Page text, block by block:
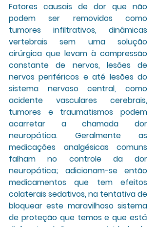
Fatores causais de dor que não
podem ser removidos como
tumores infiltrativos, dinâmicas
vertebrais sem uma solução
cirúrgica que levam à compressão
constante de nervos, lesões de
nervos periféricos e até lesões do
sistema nervoso central, como
acidente vasculares cerebrais,
tumores e traumatismos podem
acarretar a chamada dor
neuropática. Geralmente as
medicações analgésicas comuns
falham no controle da dor
neuropática; adicionam-se então
medicamentos que tem efeitos
colaterais sedativos, na tentativa de
bloquear este maravilhoso sistema
de proteção que temos e que está